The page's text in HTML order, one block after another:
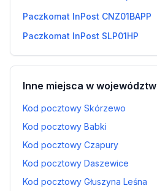
Paczkomat InPost CNZ01BAPP
Paczkomat InPost SLP01HP
Inne miejsca w
Kod pocztowy Skórzewo
Kod pocztowy Babki
Kod pocztowy Czapury
Kod pocztowy Daszewice
Kod pocztowy Głuszyna Leśna